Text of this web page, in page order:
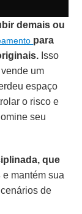
demais ou
para
Isso
um
espaço
o risco e
seu
que
e mantém sua
de